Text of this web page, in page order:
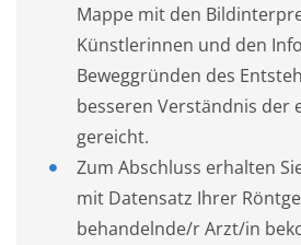
Mappe mit den
Künstlerinnen und den
Beweggründen des
besseren Verständnis der
gereicht.
Zum Abschluss erhalten
mit Datensatz Ihrer
behandelnde/r Arzt/in